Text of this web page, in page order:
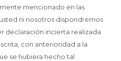
mencionado en las
ni nosotros dispondremos
declaración incierta realizada
con anterioridad a la
se hubiera hecho tal